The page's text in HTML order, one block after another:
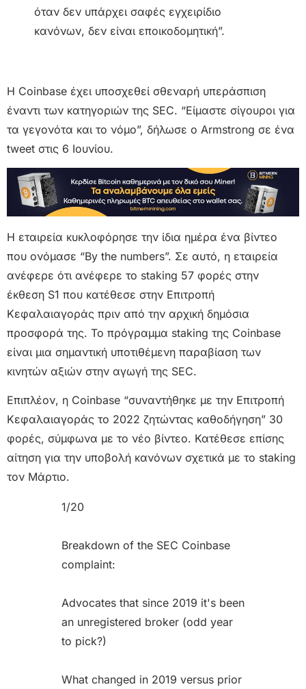
όταν δεν υπάρχει σαφές εγχειρίδιο
κανόνων, δεν είναι εποικοδομητική”.
Η Coinbase έχει υποσχεθεί σθεναρή υπεράσπιση
έναντι των κατηγοριών της SEC. “Είμαστε σίγουροι για
τα γεγονότα και το νόμο”, δήλωσε ο Armstrong σε ένα
tweet στις 6 Ιουνίου.
Η εταιρεία κυκλοφόρησε την ίδια ημέρα ένα βίντεο
που ονόμασε “By the numbers”. Σε αυτό, η εταιρεία
ανέφερε ότι ανέφερε το staking 57 φορές στην
έκθεση S1 που κατέθεσε στην Επιτροπή
Κεφαλαιαγοράς πριν από την αρχική δημόσια
προσφορά της. Το πρόγραμμα staking της Coinbase
είναι μια σημαντική υποτιθέμενη παραβίαση των
κινητών αξιών στην αγωγή της SEC.
Επιπλέον, η Coinbase “συναντήθηκε με την Επιτροπή
Κεφαλαιαγοράς το 2022 ζητώντας καθοδήγηση” 30
φορές, σύμφωνα με το νέο βίντεο. Κατέθεσε επίσης
αίτηση για την υποβολή κανόνων σχετικά με το staking
τον Μάρτιο.
1/20
Breakdown of the SEC Coinbase
complaint:
Advocates that since 2019 it's been
an unregistered broker (odd year
to pick?)
What changed in 2019 versus prior